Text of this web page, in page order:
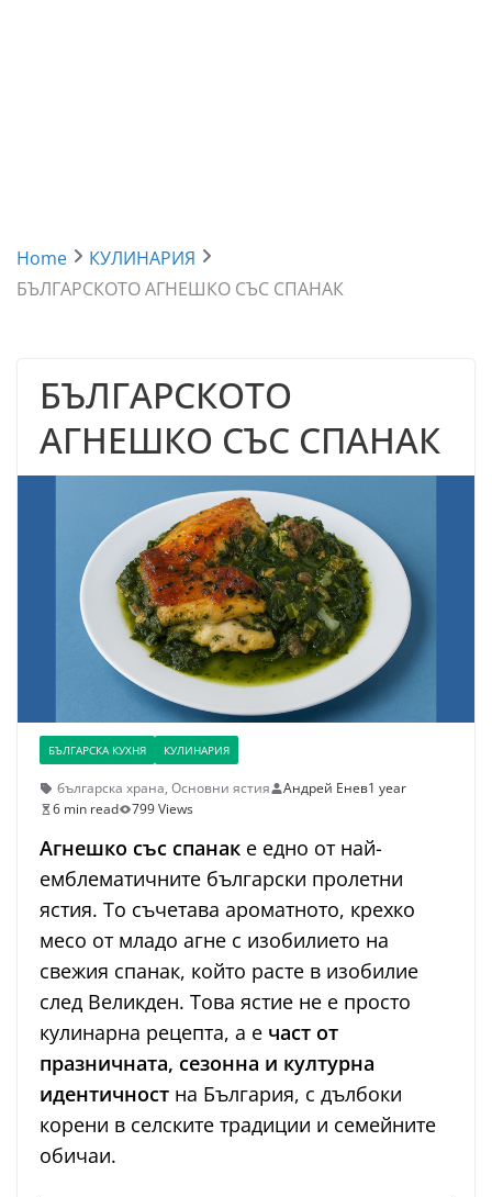
Home
КУЛИНАРИЯ
БЪЛГАРСКОТО АГНЕШКО СЪС СПАНАК
БЪЛГАРСКОТО
АГНЕШКО СЪС СПАНАК
БЪЛГАРСКА КУХНЯ КУЛИНАРИЯ
българска храна, Основни ястия Андрей Енев1 year
6 min read
799 Views
Агнешко със спанак е едно от най-
емблематичните български пролетни
ястия. То съчетава ароматното, крехко
месо от младо агне с изобилието на
свежия спанак, който расте в изобилие
след Великден. Това ястие не е просто
кулинарна рецепта, а е част от
празничната, сезонна и културна
идентичност на България, с дълбоки
корени в селските традиции и семейните
обичаи.